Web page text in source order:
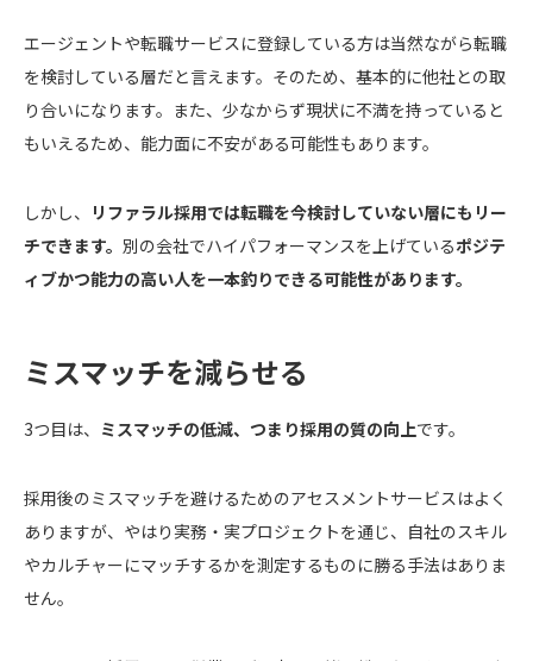
エージェントや転職サービスに登録している方は当然ながら転職
を検討している層だと言えます。そのため、基本的に他社との取
り合いになります。また、少なからず現状に不満を持っていると
もいえるため、能力面に不安がある可能性もあります。
しかし、 リファラル採用では転職を今検討していない層にもリー
チできます。 別の会社でハイパフォーマンスを上げているポジテ
ィブかつ能力の高い人を一本釣りできる可能性があります。
ミスマッチを減らせる
3つ目は、 ミスマッチの低減、つまり採用の質の向上です。
採用後のミスマッチを避けるためのアセスメントサービスはよく
ありますが、やはり実務・実プロジェクトを通じ、自社のスキル
やカルチャーにマッチするかを測定するものに勝る手法はありま
せん。